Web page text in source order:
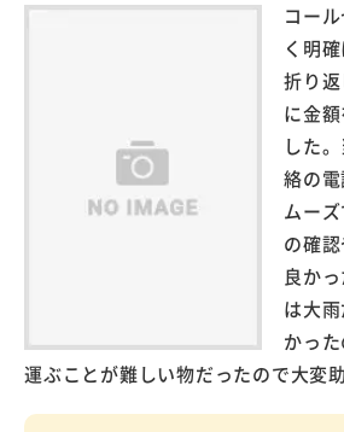
コー
く明
折り
に金
した
絡の
ムー
の確
良か
は大
かっ
運ぶことが難しい物だったので大変